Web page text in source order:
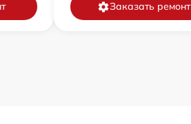
Заказать ремонт